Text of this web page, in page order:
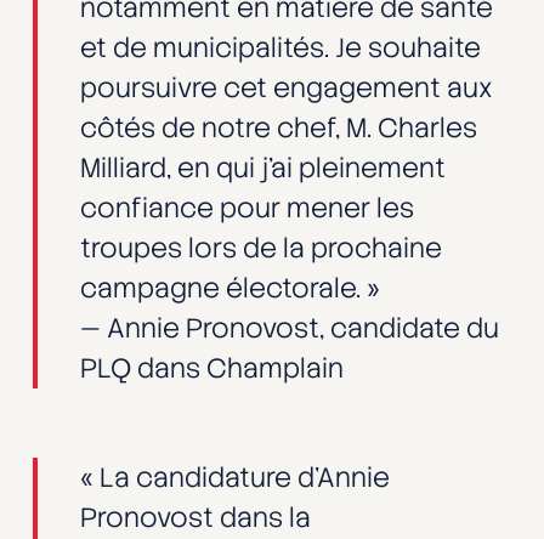
notamment en matière de santé
et de municipalités. Je souhaite
poursuivre cet engagement aux
côtés de notre chef, M. Charles
Milliard, en qui j’ai pleinement
confiance pour mener les
troupes lors de la prochaine
campagne électorale. »
— Annie Pronovost, candidate du
PLQ dans Champlain
« La candidature d’Annie
Pronovost dans la